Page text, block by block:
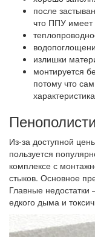
после
что ППУ имеет
излишки
монтируется
потому что
Из-за доступной
пользуется
комплексе с
стыков. Основное
Главные
едкого дыма и